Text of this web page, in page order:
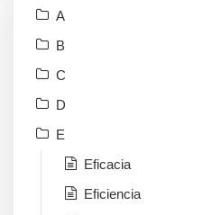
A
B
C
D
E
Eficacia
Eficiencia